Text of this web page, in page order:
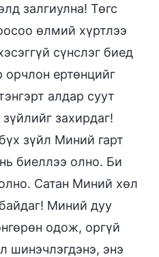
залгиулна! Төгс
өлмий хүртлээ
сүнслэг биед
орчлон ертөнцийг
алдар суут
захирдаг!
зүйл Миний гарт
биеллээ олно. Би
Сатан Миний хөл
Миний дуу
одож, оргүй
шинэчлэгдэнэ, энэ